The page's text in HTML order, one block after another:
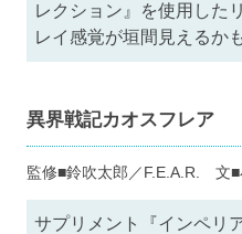
レクション』を使用し
レイ感覚が垣間見えるか
異界戦記カオスフレア
監修■鈴吹太郎／F.E.A.R. 文
サプリメント『インペリ